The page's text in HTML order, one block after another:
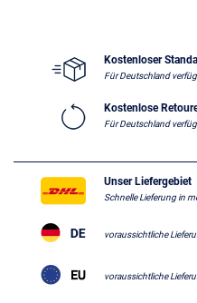
Kostenloser
Für Deutschland
Kostenlose
Für Deutschland
Unser Liefergebiet
Schnelle Lieferung in
voraussichtliche
voraussichtliche